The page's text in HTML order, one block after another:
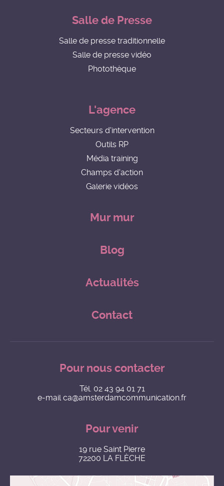
Salle de Presse
Salle de presse traditionnelle
Salle de presse vidéo
Photothèque
L'agence
Secteurs d'intervention
Outils RP
Média training
Champs d'action
Galerie vidéos
Mur mur
Blog
Actualités
Contact
Pour nous contacter
Tél. 02 43 94 01 71
e-mailca@amsterdamcommunication.fr
Pour venir
19 rue Saint Pierre
72200 LA FLÈCHE